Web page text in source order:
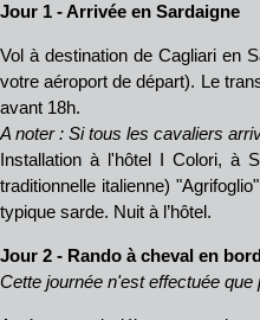
Jour 1 - Arrivée en Sardaigne
Vol à destination de Cagliari en
votre aéroport de départ). Le
avant 18h.
A noter : Si tous les cavaliers
Installation à l'hôtel I Colori, à
traditionnelle italienne)
typique sarde. Nuit à l’hôtel.
Jour 2 - Rando à cheval en
Cette journée n'est effectuée